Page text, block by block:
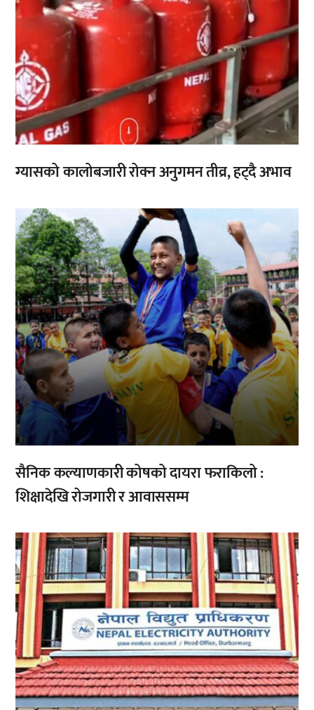
ग्यासको कालोबजारी रोक्न अनुगमन तीव्र, हट्दै अभाव
,
सैनिक कल्याणकारी कोषको दायरा फराकिलो :
शिक्षादेखि रोजगारी र आवाससम्म
,